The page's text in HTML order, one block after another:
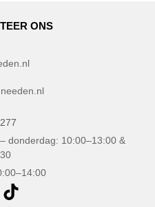
ONS
donderdag: 10:00–13:00 &